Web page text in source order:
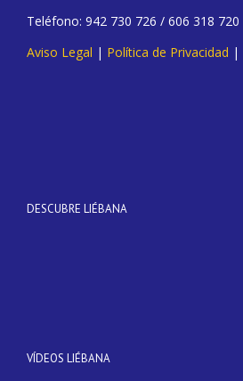
Teléfono: 942 730 726 / 606 318 720
Aviso Legal | Política de Privacidad |
DESCUBRE LIÉBANA
VÍDEOS LIÉBANA